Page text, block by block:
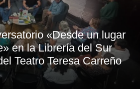
«Desde un lugar
en la Librería del Sur
Teatro Teresa Carreño